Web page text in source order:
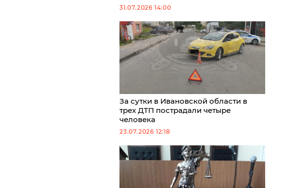
31.07.2026 14:00
За сутки в Ивановской области в
трех ДТП пострадали четыре
человека
23.07.2026 12:18